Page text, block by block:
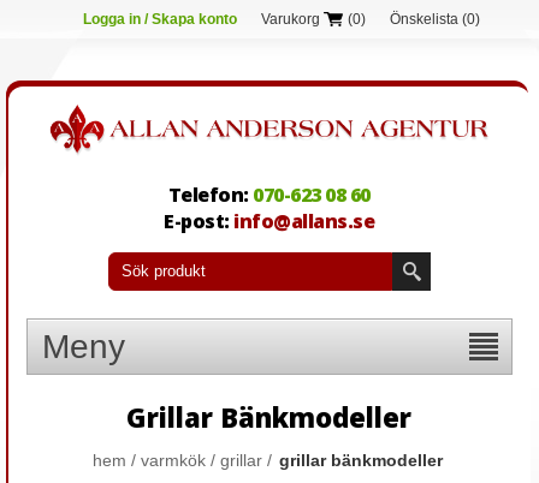
Logga in / Skapa konto Varukorg (0) Önskelista (0)
Telefon: 070-623 08 60
E-post: info@allans.se
Meny
Grillar Bänkmodeller
hem / varmkök / grillar / grillar bänkmodeller